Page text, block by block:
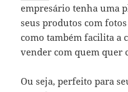
empresário tenha uma
seus produtos com
como também facilita a
vender com quem quer
Ou seja, perfeito para